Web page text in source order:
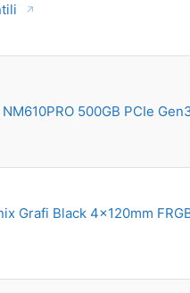
500GB PCIe
Grafi Black 4x120mm